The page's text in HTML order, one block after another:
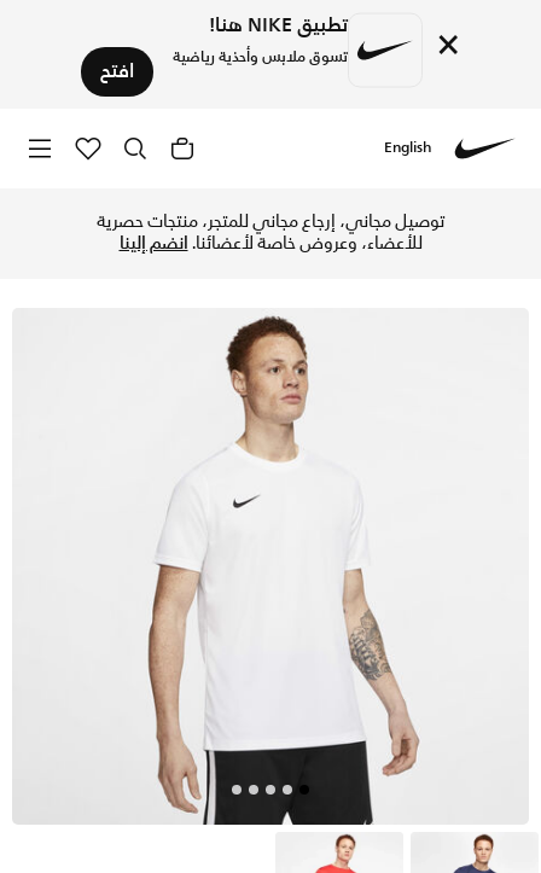
× تطبيق NIKE هنا!
تسوق ملابس وأحذية رياضية افتح
English
توصيل مجاني، إرجاع مجاني للمتجر، منتجات حصرية
للأعضاء، وعروض خاصة لأعضائنا.انضم إلينا